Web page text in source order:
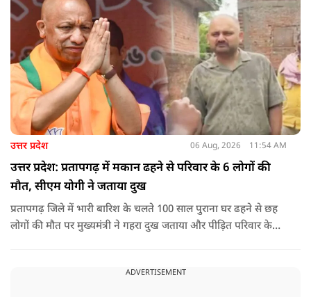
उत्तर प्रदेश 06 Aug, 2026 11:54 AM
उत्तर प्रदेश: प्रतापगढ़ में मकान ढहने से परिवार के 6 लोगों की
मौत, सीएम योगी ने जताया दुख
प्रतापगढ़ जिले में भारी बारिश के चलते 100 साल पुराना घर ढहने से छह
लोगों की मौत पर मुख्यमंत्री ने गहरा दुख जताया और पीड़ित परिवार के
ADVERTISEMENT